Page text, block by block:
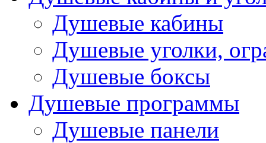
Душевые кабины
Душевые уголки,
Душевые боксы
Душевые программы
Душевые панели